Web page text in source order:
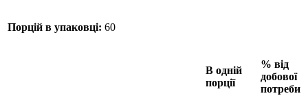
Порцій в упаковці: 60
В одній
порції
% від
добової
потреби